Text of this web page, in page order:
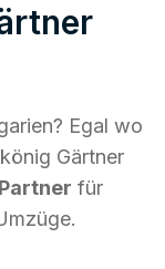
Egal wo
Gärtner
für